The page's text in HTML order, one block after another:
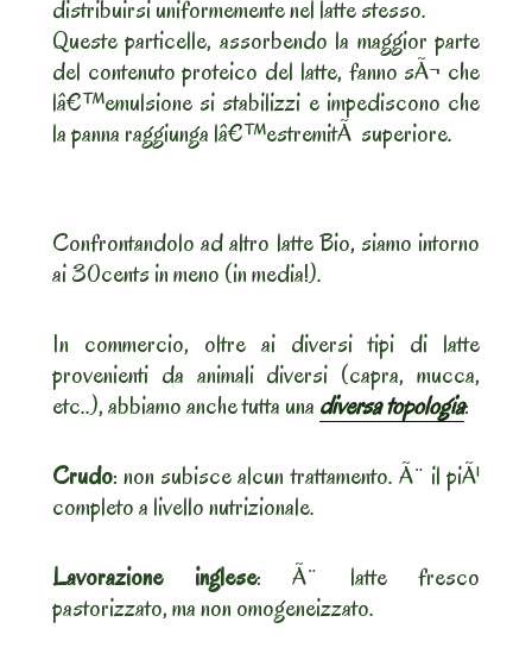
distribuirsi uniformemente nel latte stesso.
Queste particelle, assorbendo la maggior parte
del contenuto proteico del latte, fanno sÃ¬ che
lâ€™emulsione si stabilizzi e impediscono che
la panna raggiunga lâ€™estremitÃ superiore.
Confrontandolo ad altro latte Bio, siamo intorno
ai 30cents in meno (in media!).
In commercio, oltre ai diversi tipi di latte
provenienti da animali diversi (capra, mucca,
etc..), abbiamo anche tutta una diversa topologia:
Crudo: non subisce alcun trattamento. Ã¨ il piÃ¹
completo a livello nutrizionale.
Lavorazione inglese: Ã¨ latte fresco
pastorizzato, ma non omogeneizzato.